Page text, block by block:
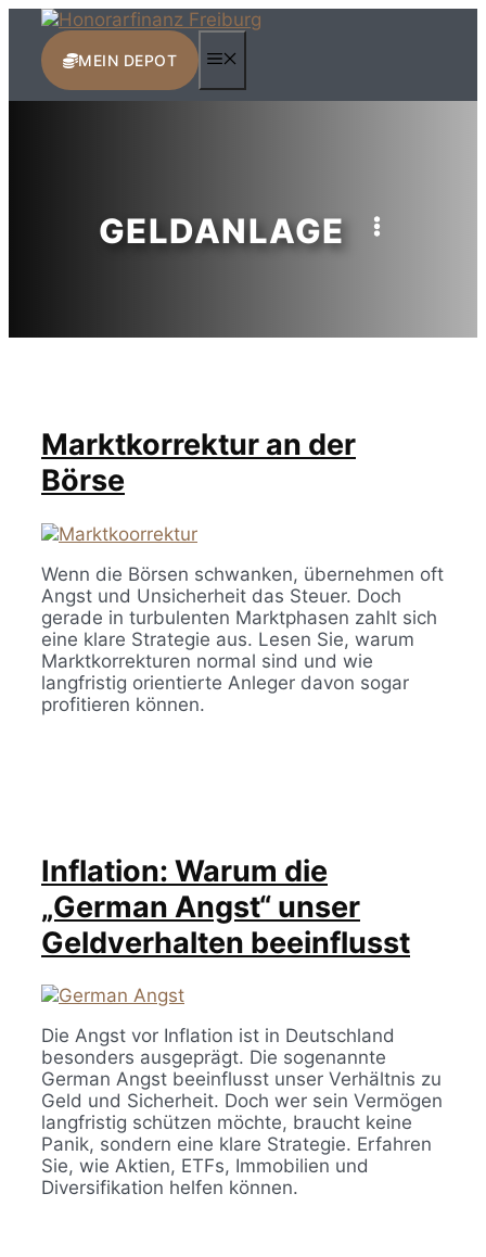
Zum
Inhalt
springenMEIN DEPOT
GELDANLAGE
Marktkorrektur an der
Börse
Wenn die Börsen schwanken, übernehmen oft
Angst und Unsicherheit das Steuer. Doch
gerade in turbulenten Marktphasen zahlt sich
eine klare Strategie aus. Lesen Sie, warum
Marktkorrekturen normal sind und wie
langfristig orientierte Anleger davon sogar
profitieren können.
Inflation: Warum die
„German Angst“ unser
Geldverhalten beeinflusst
Die Angst vor Inflation ist in Deutschland
besonders ausgeprägt. Die sogenannte
German Angst beeinflusst unser Verhältnis zu
Geld und Sicherheit. Doch wer sein Vermögen
langfristig schützen möchte, braucht keine
Panik, sondern eine klare Strategie. Erfahren
Sie, wie Aktien, ETFs, Immobilien und
Diversifikation helfen können.